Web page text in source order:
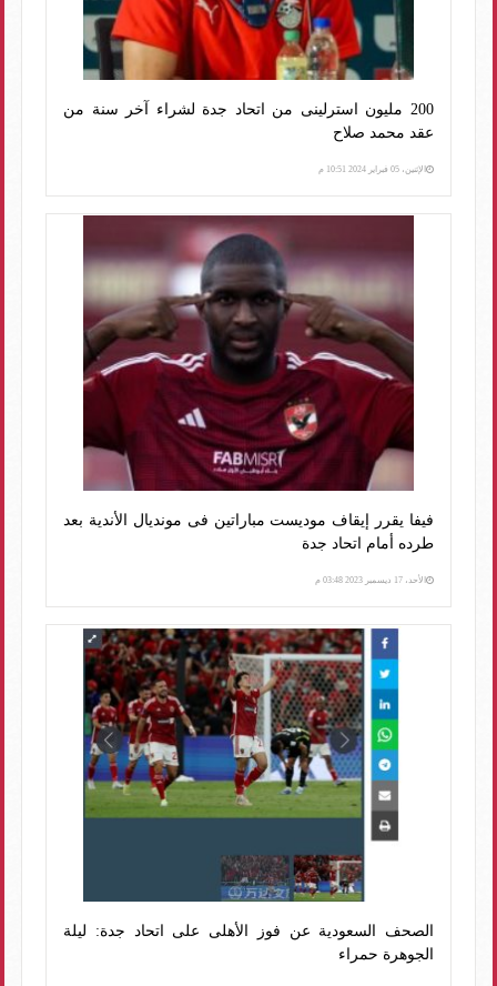
200 مليون استرلينى من اتحاد جدة لشراء آخر سنة من
عقد محمد صلاح
الإثنين، 05 فبراير 2024 10:51 م
فيفا يقرر إيقاف موديست مباراتين فى مونديال الأندية بعد
طرده أمام اتحاد جدة
الأحد، 17 ديسمبر 2023 03:48 م
الصحف السعودية عن فوز الأهلى على اتحاد جدة: ليلة
الجوهرة حمراء